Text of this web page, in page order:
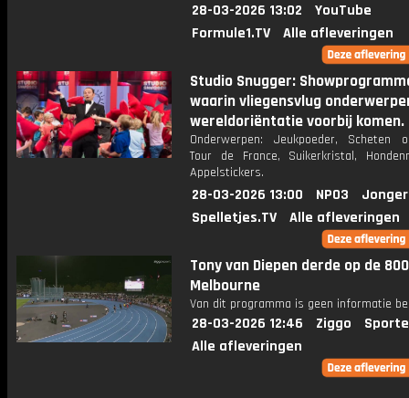
28-03-2026 13:02
YouTube
Formule1.TV
Alle afleveringen
Studio Snugger:
waarin vliegensvlug
wereldoriëntatie voorbij komen.
Onderwerpen: Jeukpoeder, Scheten
Tour de France, Suikerkristal,
Appelstickers.
28-03-2026 13:00 NPO3
Spelletjes.TV
Alle afleveringen
Tony van Diepen derde op de
Melbourne
Van dit programma is geen informatie
28-03-2026 12:46 Ziggo
Alle afleveringen